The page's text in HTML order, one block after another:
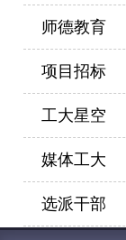
师德教育
项目招标
工大星空
媒体工大
选派干部